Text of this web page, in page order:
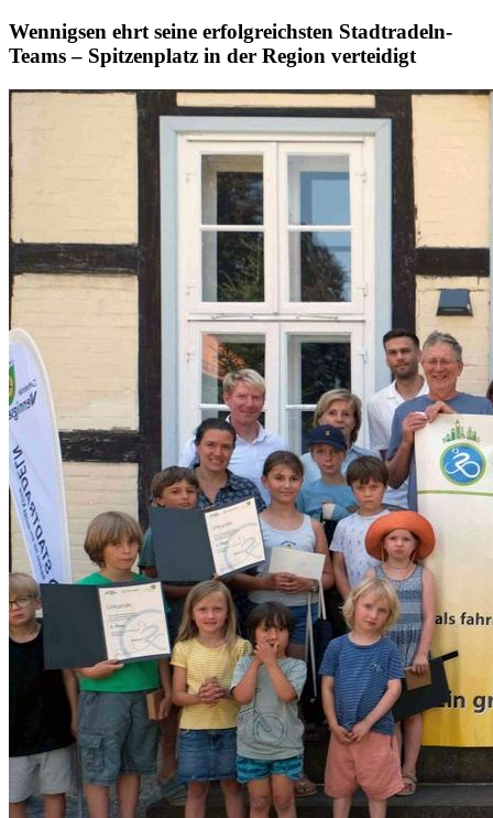
Wennigsen ehrt seine erfolgreichsten Stadtradeln-
Teams – Spitzenplatz in der Region verteidigt